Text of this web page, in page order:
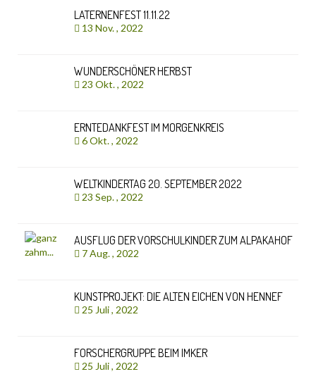
LATERNENFEST 11.11.22
13 Nov. , 2022
WUNDERSCHÖNER HERBST
23 Okt. , 2022
ERNTEDANKFEST IM MORGENKREIS
6 Okt. , 2022
WELTKINDERTAG 20. SEPTEMBER 2022
23 Sep. , 2022
AUSFLUG DER VORSCHULKINDER ZUM ALPAKAHOF
7 Aug. , 2022
KUNSTPROJEKT: DIE ALTEN EICHEN VON HENNEF
25 Juli , 2022
FORSCHERGRUPPE BEIM IMKER
25 Juli , 2022